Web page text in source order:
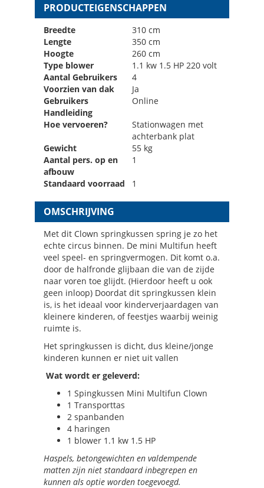
PRODUCTEIGENSCHAPPEN
Breedte
310 cm
Lengte
350 cm
Hoogte
260 cm
Type blower
1.1 kw 1.5 HP 220 volt
Aantal Gebruikers
4
Voorzien van dak
Ja
Gebruikers
Handleiding
Online
Hoe vervoeren?
Stationwagen met
achterbank plat
Gewicht
55 kg
Aantal pers. op en
afbouw
1
Standaard voorraad 1
OMSCHRIJVING
Met dit Clown springkussen spring je zo het
echte circus binnen. De mini Multifun heeft
veel speel- en springvermogen. Dit komt o.a.
door de halfronde glijbaan die van de zijde
naar voren toe glijdt. (Hierdoor heeft u ook
geen inloop) Doordat dit springkussen klein
is, is het ideaal voor kinderverjaardagen van
kleinere kinderen, of feestjes waarbij weinig
ruimte is.
Het springkussen is dicht, dus kleine/jonge
kinderen kunnen er niet uit vallen
Wat wordt er geleverd:
1 Spingkussen Mini Multifun Clown
1 Transporttas
2 spanbanden
4 haringen
1 blower 1.1 kw 1.5 HP
Haspels, betongewichten en valdempende
matten zijn niet standaard inbegrepen en
kunnen als optie worden toegevoegd.